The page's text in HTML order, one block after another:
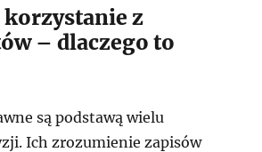
korzystanie z
– dlaczego to
są podstawą wielu
Ich zrozumienie zapisów